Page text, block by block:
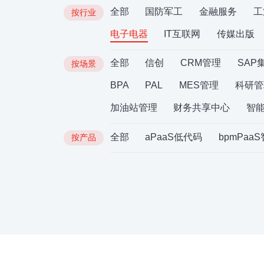
按行业 全部 国防军工 金融服务
电子电器 IT互联网 传媒出版
按场景 全部 信创 CRM管理 SAP
BPA PAL MES管理 科研
加油站管理 财务共享中心 智
按产品 全部 aPaaS低代码 bpmPaaS